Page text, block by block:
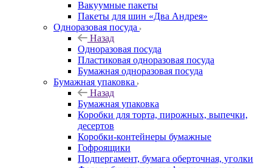
Вакуумные пакеты
Пакеты для шин «Два Андрея»
Одноразовая посуда
Назад
Одноразовая посуда
Пластиковая одноразовая посуда
Бумажная одноразовая посуда
Бумажная упаковка
Назад
Бумажная упаковка
Коробки для торта, пирожных, выпечки,
десертов
Коробки-контейнеры бумажные
Гофроящики
Подпергамент, бумага оберточная, уголки